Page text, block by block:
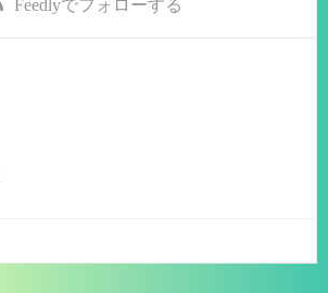
Feedlyでフォローする